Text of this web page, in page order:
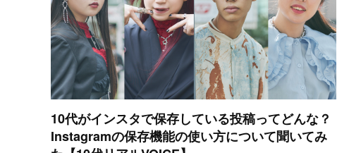
10代がインスタで保存している投稿ってどんな？
Instagramの保存機能の使い方について聞いてみ